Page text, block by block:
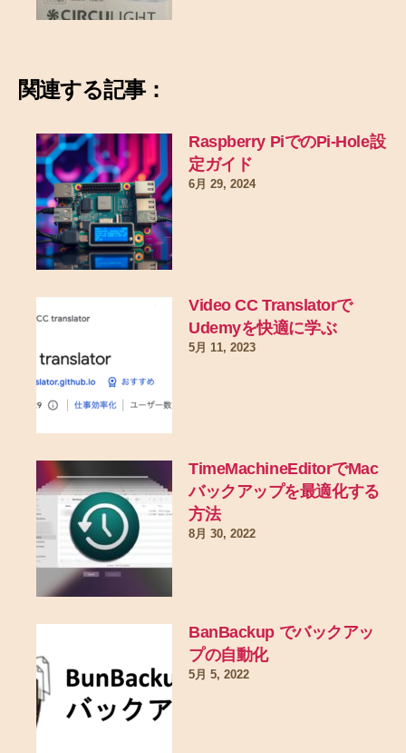
関連する記事：
Raspberry PiでのPi-Hole設
定ガイド
6月 29, 2024
Video CC Translatorで
Udemyを快適に学ぶ
5月 11, 2023
TimeMachineEditorでMac
バックアップを最適化する
方法
8月 30, 2022
BanBackup でバックアッ
プの自動化
5月 5, 2022